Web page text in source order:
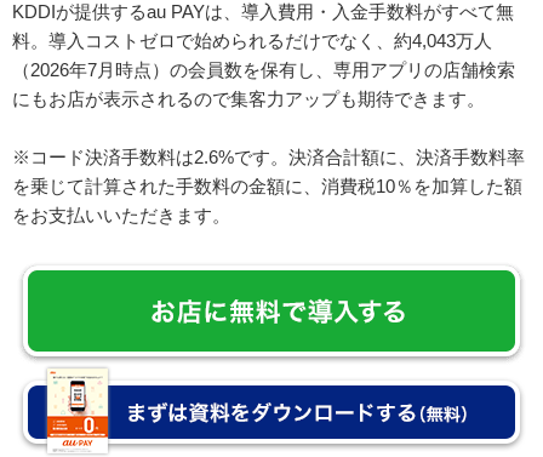
KDDIが提供するau PAYは、導入費用・入金手数料がすべて無
料。導入コストゼロで始められるだけでなく、約4,043万人
（2026年7月時点）の会員数を保有し、専用アプリの店舗検索
にもお店が表示されるので集客力アップも期待できます。
※コード決済手数料は2.6%です。決済合計額に、決済手数料率
を乗じて計算された手数料の金額に、消費税10％を加算した額
をお支払いいただきます。